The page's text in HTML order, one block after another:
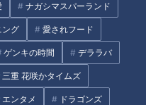
ナガシマスパーランド
ング 愛されフード
ゲンキの時間 デララバ
三重 花咲かタイムズ
エンタメ ドラゴンズ
の国産コーヒーが味わえる!
民が集うおしゃれカフェ